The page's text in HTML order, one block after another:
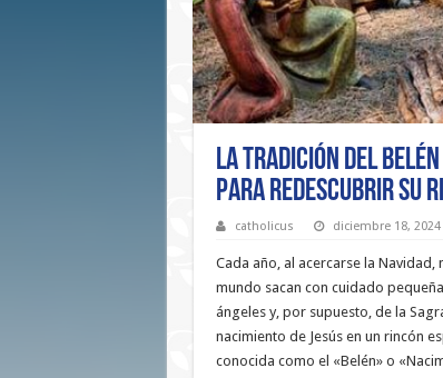
La tradición del
para redescubrir su
catholicus diciembre 18, 2024
Cada año, al acercarse la
mundo sacan con cuidado
ángeles y, por supuesto, de la
nacimiento de Jesús en un rincón
conocida como el «Belén» o